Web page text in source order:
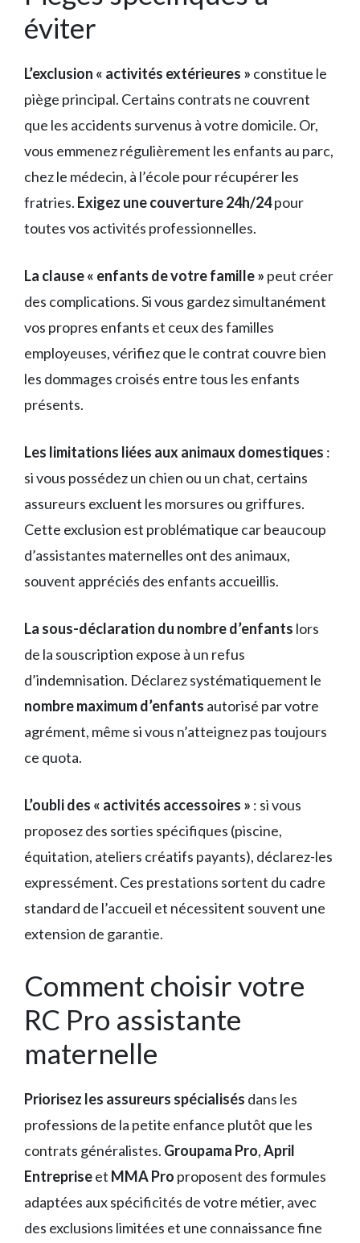
éviter
L’exclusion « activités extérieures » constitue le
piège principal. Certains contrats ne couvrent
que les accidents survenus à votre domicile. Or,
vous emmenez régulièrement les enfants au parc,
chez le médecin, à l’école pour récupérer les
fratries. Exigez une couverture 24h/24pour
toutes vos activités professionnelles.
La clause « enfants de votre famille » peut créer
des complications. Si vous gardez simultanément
vos propres enfants et ceux des familles
employeuses, vérifiez que le contrat couvre bien
les dommages croisés entre tous les enfants
présents.
Les limitations liées aux animaux domestiques :
si vous possédez un chien ou un chat, certains
assureurs excluent les morsures ou griffures.
Cette exclusion est problématique car beaucoup
d’assistantes maternelles ont des animaux,
souvent appréciés des enfants accueillis.
La sous-déclaration du nombre d’enfants lors
de la souscription expose à un refus
d’indemnisation. Déclarez systématiquement le
nombre maximum d’enfants autorisé par votre
agrément, même si vous n’atteignez pas toujours
ce quota.
L’oubli des « activités accessoires » : si vous
proposez des sorties spécifiques (piscine,
équitation, ateliers créatifs payants), déclarez-les
expressément. Ces prestations sortent du cadre
standard de l’accueil et nécessitent souvent une
extension de garantie.
Comment choisir votre
RC Pro assistante
maternelle
Priorisez les assureurs spécialisés dans les
professions de la petite enfance plutôt que les
contrats généralistes. Groupama Pro,April
Entrepriseet MMA Pro proposent des formules
adaptées aux spécificités de votre métier, avec
des exclusions limitées et une connaissance fine